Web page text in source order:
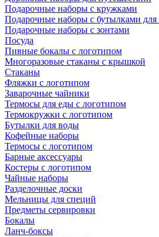
Подарочные наборы с кружками
Подарочные наборы с бутылками
Подарочные наборы с зонтами
Посуда
Пивные бокалы с логотипом
Многоразовые стаканы с крышкой
Стаканы
Фляжки с логотипом
Заварочные чайники
Термосы для еды с логотипом
Термокружки с логотипом
Бутылки для воды
Кофейные наборы
Термосы с логотипом
Барные аксессуары
Костеры с логотипом
Чайные наборы
Разделочные доски
Мельницы для специй
Предметы сервировки
Бокалы
Ланч-боксы